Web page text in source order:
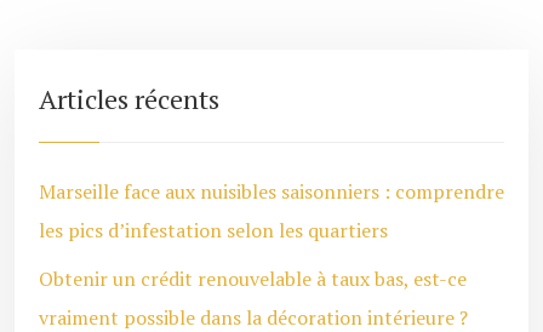
Articles récents
Marseille face aux nuisibles saisonniers : comprendre
les pics d’infestation selon les quartiers
Obtenir un crédit renouvelable à taux bas, est-ce
vraiment possible dans la décoration intérieure ?